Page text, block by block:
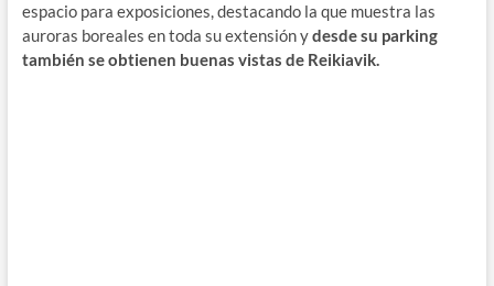
espacio para exposiciones, destacando la que muestra las
auroras boreales en toda su extensión ydesde su parking
también se obtienen buenas vistas de Reikiavik.